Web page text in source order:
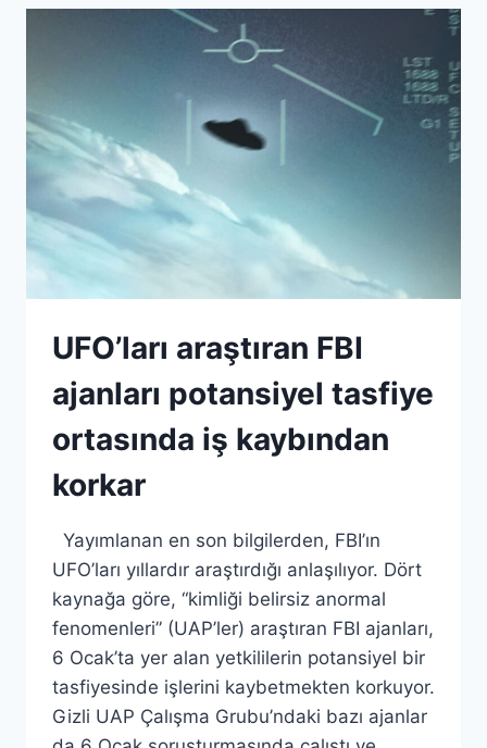
UFO’ları araştıran FBI
ajanları potansiyel tasfiye
ortasında iş kaybından
korkar
Yayımlanan en son bilgilerden, FBI’ın
UFO’ları yıllardır araştırdığı anlaşılıyor. Dört
kaynağa göre, “kimliği belirsiz anormal
fenomenleri” (UAP’ler) araştıran FBI ajanları,
6 Ocak’ta yer alan yetkililerin potansiyel bir
tasfiyesinde işlerini kaybetmekten korkuyor.
Gizli UAP Çalışma Grubu’ndaki bazı ajanlar